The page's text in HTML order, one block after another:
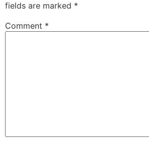
fields are marked *
Comment *